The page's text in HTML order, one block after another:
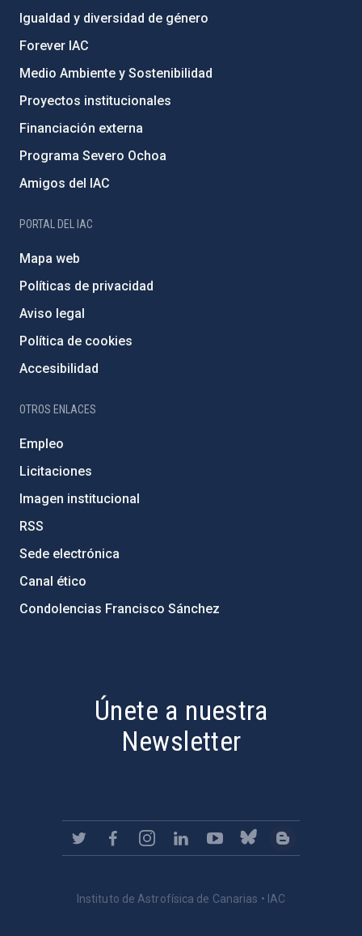
Igualdad y diversidad de género
Forever IAC
Medio Ambiente y Sostenibilidad
Proyectos institucionales
Financiación externa
Programa Severo Ochoa
Amigos del IAC
PORTAL DEL IAC
Mapa web
Políticas de privacidad
Aviso legal
Política de cookies
Accesibilidad
OTROS ENLACES
Empleo
Licitaciones
Imagen institucional
RSS
Sede electrónica
Canal ético
Condolencias Francisco Sánchez
Únete a nuestra
Newsletter
Instituto de Astrofísica de Canarias • IAC